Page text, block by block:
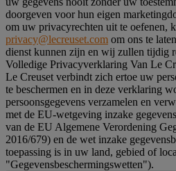
doorgeven voor hun eigen
om uw privacyrechten uit te oefenen,
privacy@lecreuset.com om ons te
dienst kunnen zijn en wij zullen tijdig
Volledige Privacyverklaring Van Le
Le Creuset verbindt zich ertoe uw
te beschermen en in deze verklaring
persoonsgegevens verzamelen en
met de EU-wetgeving inzake
van de EU Algemene Verordening
2016/679) en de wet inzake
toepassing is in uw land, gebied of
"Gegevensbeschermingswetten").